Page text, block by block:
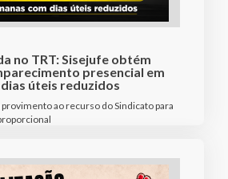
no TRT: Sisejufe obtém
presencial em
úteis reduzidos
ao recurso do Sindicato para